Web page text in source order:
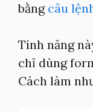
bằng câu
Tính năng
chỉ dùng
Cách làm